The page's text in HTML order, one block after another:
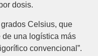
dosis.
Celsius, que
una logística más
convencional”.